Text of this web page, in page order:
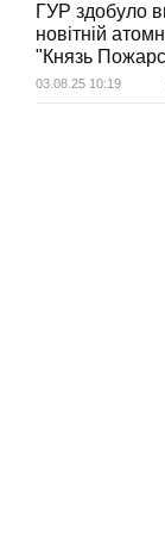
ГУР здобуло
новітній
"Князь
03.08.25 10:19